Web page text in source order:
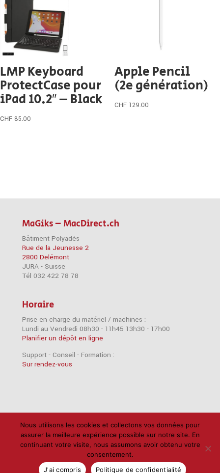
LMP Keyboard
ProtectCase pour
iPad 10.2″ – Black
CHF 85.00
Apple Pencil
(2e génération)
CHF 129.00
MaGiks – MacDirect.ch
Bâtiment Polyadès
Rue de la Jeunesse 2
2800 Delémont
JURA - Suisse
Tél 032 422 78 78
Horaire
Prise en charge du matériel / machines :
Lundi au Vendredi 08h30 - 11h45 13h30 - 17h00
Planifier un dépôt en ligne
Support - Conseil - Formation :
Sur rendez-vous
Accessoires Imprimantes iPad
iPhone
Mac
Câbles Disques durs Logiciels
RAM
Scanners
Support
Politique de confidentialité
Nous utilisons les cookies et collectons vos données pour
assurer la meilleure expérience possible sur notre site. En
continuant votre visite, nous assumons avoir obtenu votre
consentement.
J'ai compris
Politique de confidentialité